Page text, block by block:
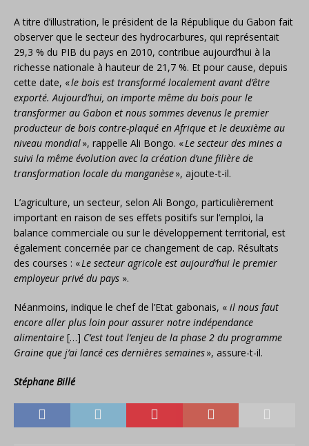
A titre d’illustration, le président de la République du Gabon fait
observer que le secteur des hydrocarbures, qui représentait
29,3 % du PIB du pays en 2010, contribue aujourd’hui à la
richesse nationale à hauteur de 21,7 %. Et pour cause, depuis
cette date, «le bois est transformé localement avant d’être
exporté. Aujourd’hui, on importe même du bois pour le
transformer au Gabon et nous sommes devenus le premier
producteur de bois contre-plaqué en Afrique et le deuxième au
niveau mondial», rappelle Ali Bongo. «Le secteur des mines a
suivi la même évolution avec la création d’une filière de
transformation locale du manganèse», ajoute-t-il.
L’agriculture, un secteur, selon Ali Bongo, particulièrement
important en raison de ses effets positifs sur l’emploi, la
balance commerciale ou sur le développement territorial, est
également concernée par ce changement de cap. Résultats
des courses : «Le secteur agricole est aujourd’hui le premier
employeur privé du pays ».
Néanmoins, indique le chef de l’Etat gabonais, « il nous faut
encore aller plus loin pour assurer notre indépendance
alimentaire […] C’est tout l’enjeu de la phase 2 du programme
Graine que j’ai lancé ces dernières semaines», assure-t-il.
Stéphane Billé